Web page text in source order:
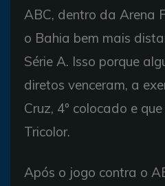
ABC, dentro da Arena
o Bahia bem mais
Série A. Isso porque
diretos venceram, a
Cruz, 4º colocado e
Tricolor.
Após o jogo contra o